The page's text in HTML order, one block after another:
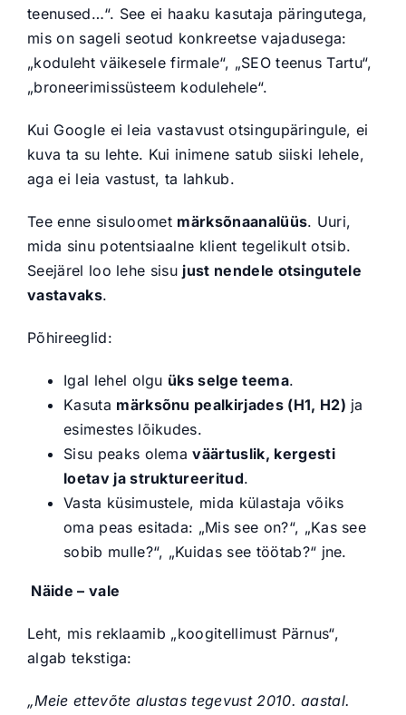
teenused…“. See ei haaku kasutaja päringutega,
mis on sageli seotud konkreetse vajadusega:
„koduleht väikesele firmale“, „SEO teenus Tartu“,
„broneerimissüsteem kodulehele“.
Kui Google ei leia vastavust otsingupäringule, ei
kuva ta su lehte. Kui inimene satub siiski lehele,
aga ei leia vastust, ta lahkub.
Tee enne sisuloomet märksõnaanalüüs. Uuri,
mida sinu potentsiaalne klient tegelikult otsib.
Seejärel loo lehe sisu just nendele otsingutele
vastavaks.
Põhireeglid:
Igal lehel olgu üks selge teema.
Kasuta märksõnu pealkirjades (H1, H2) ja
esimestes lõikudes.
Sisu peaks olemaväärtuslik, kergesti
loetav ja struktureeritud.
Vasta küsimustele, mida külastaja võiks
oma peas esitada: „Mis see on?“, „Kas see
sobib mulle?“, „Kuidas see töötab?“ jne.
Näide – vale
Leht, mis reklaamib „koogitellimust Pärnus“,
algab tekstiga:
„Meie ettevõte alustas tegevust 2010. aastal.